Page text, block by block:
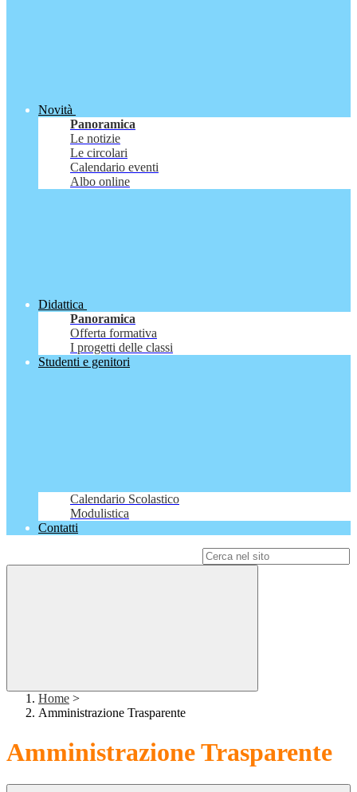
Novità
Panoramica
Le notizie
Le circolari
Calendario eventi
Albo online
Didattica
Panoramica
Offerta formativa
I progetti delle classi
Studenti e genitori
Calendario Scolastico
Modulistica
Contatti
Home >
Amministrazione Trasparente
Amministrazione Trasparente